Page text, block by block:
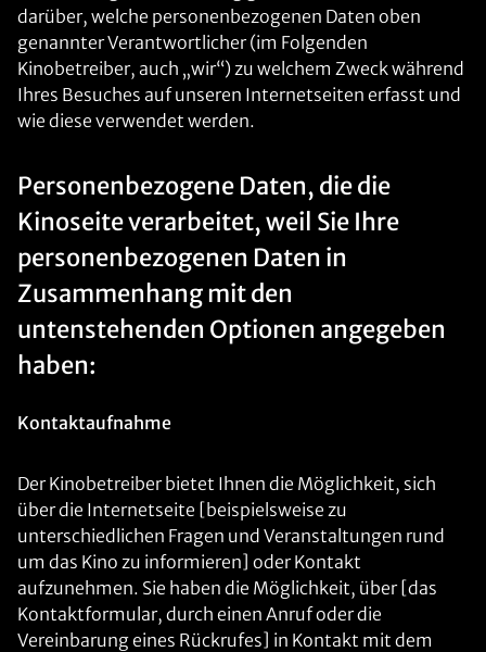
darüber, welche personenbezogenen Daten oben
genannter Verantwortlicher (im Folgenden
Kinobetreiber, auch „wir“) zu welchem Zweck während
Ihres Besuches auf unseren Internetseiten erfasst und
wie diese verwendet werden.
Personenbezogene Daten, die die
Kinoseite verarbeitet, weil Sie Ihre
personenbezogenen Daten in
Zusammenhang mit den
untenstehenden Optionen angegeben
haben:
Kontaktaufnahme
Der Kinobetreiber bietet Ihnen die Möglichkeit, sich
über die Internetseite [beispielsweise zu
unterschiedlichen Fragen und Veranstaltungen rund
um das Kino zu informieren] oder Kontakt
aufzunehmen. Sie haben die Möglichkeit, über [das
Kontaktformular, durch einen Anruf oder die
Vereinbarung eines Rückrufes] in Kontakt mit dem